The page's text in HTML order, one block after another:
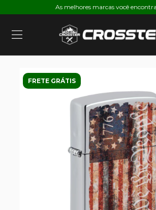
As melhores marcas você
FRETE GRÁTIS